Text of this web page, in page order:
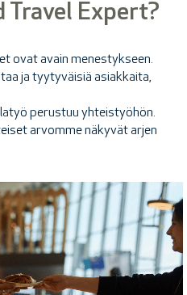
Travel Expert?
ovat avain menestykseen.
ja tyytyväisiä asiakkaita,
perustuu yhteistyöhön.
arvomme näkyvät arjen